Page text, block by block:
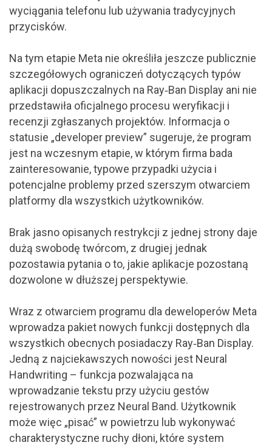
wyciągania telefonu lub używania tradycyjnych
przycisków.
Na tym etapie Meta nie określiła jeszcze publicznie
szczegółowych ograniczeń dotyczących typów
aplikacji dopuszczalnych na Ray‑Ban Display ani nie
przedstawiła oficjalnego procesu weryfikacji i
recenzji zgłaszanych projektów. Informacja o
statusie „developer preview” sugeruje, że program
jest na wczesnym etapie, w którym firma bada
zainteresowanie, typowe przypadki użycia i
potencjalne problemy przed szerszym otwarciem
platformy dla wszystkich użytkowników.
Brak jasno opisanych restrykcji z jednej strony daje
dużą swobodę twórcom, z drugiej jednak
pozostawia pytania o to, jakie aplikacje pozostaną
dozwolone w dłuższej perspektywie.
Wraz z otwarciem programu dla deweloperów Meta
wprowadza pakiet nowych funkcji dostępnych dla
wszystkich obecnych posiadaczy Ray‑Ban Display.
Jedną z najciekawszych nowości jest Neural
Handwriting – funkcja pozwalająca na
wprowadzanie tekstu przy użyciu gestów
rejestrowanych przez Neural Band. Użytkownik
może więc „pisać” w powietrzu lub wykonywać
charakterystyczne ruchy dłoni, które system